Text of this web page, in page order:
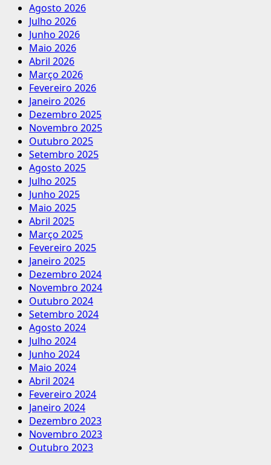
Agosto 2026
Julho 2026
Junho 2026
Maio 2026
Abril 2026
Março 2026
Fevereiro 2026
Janeiro 2026
Dezembro 2025
Novembro 2025
Outubro 2025
Setembro 2025
Agosto 2025
Julho 2025
Junho 2025
Maio 2025
Abril 2025
Março 2025
Fevereiro 2025
Janeiro 2025
Dezembro 2024
Novembro 2024
Outubro 2024
Setembro 2024
Agosto 2024
Julho 2024
Junho 2024
Maio 2024
Abril 2024
Fevereiro 2024
Janeiro 2024
Dezembro 2023
Novembro 2023
Outubro 2023